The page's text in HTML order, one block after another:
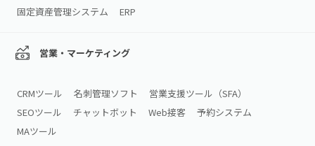
固定資産管理システム
ERP
営業・マーケティング
CRMツール 名刺管理ソフト
営業支援ツール（SFA）
SEOツール
チャットボット Web接客
予約システム
MAツール